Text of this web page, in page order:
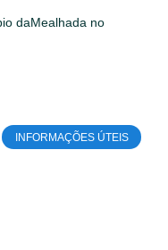
daMealhada no
INFORMAÇÕES ÚTEIS